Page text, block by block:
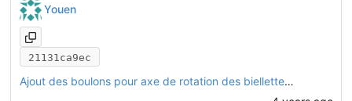
Youen
21131ca9ec
Ajout des boulons pour axe de rotation des biellettes au niveau de la potence